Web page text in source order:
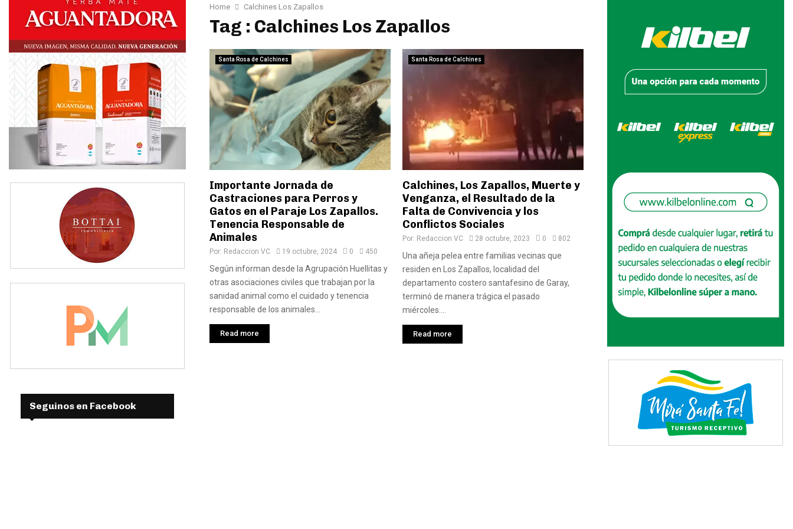
Home Calchines Los Zapallos
Tag : Calchines Los Zapallos
Santa Rosa de Calchines
Importante Jornada de
Castraciones para Perros y
Gatos en el Paraje Los Zapallos.
Tenencia Responsable de
Animales
Por: Redaccion VC 19 octubre, 2024 0 450
Según informan desde la Agrupación Huellitas y
otras asociaciones civiles que trabajan por la
sanidad animal como el cuidado y tenencia
responsable de los animales...
Read more
Santa Rosa de Calchines
Calchines, Los Zapallos, Muerte y
Venganza, el Resultado de la
Falta de Convivencia y los
Conflictos Sociales
Por: Redaccion VC 28 octubre, 2023 0 802
Una añeja pelea entre familias vecinas que
residen en Los Zapallos, localidad del
departamento costero santafesino de Garay,
terminó de manera trágica el pasado
miércoles....
Read more
Seguinos en Facebook